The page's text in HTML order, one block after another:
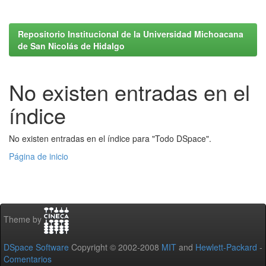
Repositorio Institucional de la Universidad Michoacana
de San Nicolás de Hidalgo
No existen entradas en el
índice
No existen entradas en el índice para "Todo DSpace".
Página de inicio
Theme by
DSpace Software Copyright © 2002-2008 MIT and Hewlett-Packard -
Comentarios